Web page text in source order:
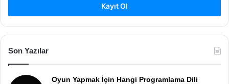
Kayıt Ol
Son Yazılar
Oyun Yapmak İçin Hangi Programlama Dili